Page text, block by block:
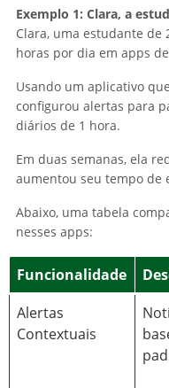
Exemplo 1: Clara, a
Clara, uma estudante de
horas por dia em apps
Usando um aplicativo
configurou alertas para
diários de 1 hora.
Em duas semanas, ela
aumentou seu tempo de
Abaixo, uma tabela
nesses apps:
Funcionalidade
Alertas
Contextuais